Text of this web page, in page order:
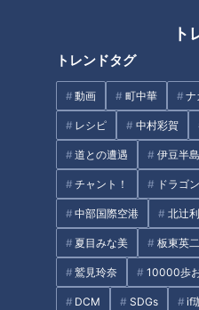
ト
トレンドタグ
動画 町中華 ナ
レシピ 中村彩賀
道との遭遇 伊豆半島
チャント！ ドラゴ
中部国際空港 北辻
夏目みな美 板東英二
鷲見玲奈 10000歩
DCM SDGs if
食べ放題!安くておいしい!大満
足のお肉・うなぎ・海鮮!夏に食
べたいコスパ最強グルメ